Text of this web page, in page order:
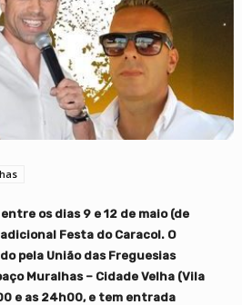
os dias 9 e 12 de maio (de
Festa do Caracol. O
pela União das Freguesias
Muralhas – Cidade Velha (Vila
e as 24h00, e tem entrada